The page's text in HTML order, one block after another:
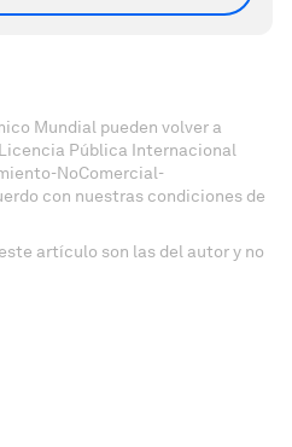
Mundial pueden volver a
Pública Internacional
NoComercial-
con nuestras condiciones de
artículo son las del autor y no